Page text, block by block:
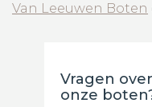
Vragen
onze
Van Leeuwen Boten